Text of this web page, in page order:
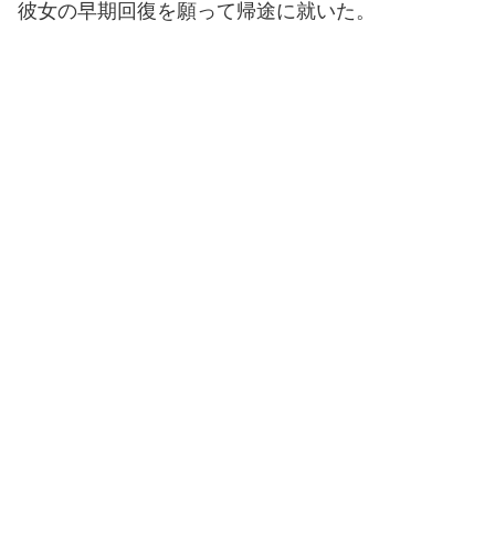
彼女の早期回復を願って帰途に就いた。